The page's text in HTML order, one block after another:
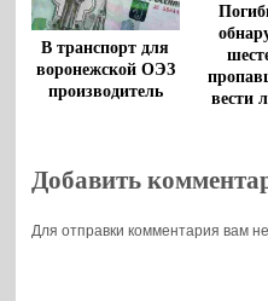
В транспорт для
воронежской ОЭЗ
производитель
вести
Добавить
Для отправки комментария вам